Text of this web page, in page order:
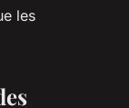
les